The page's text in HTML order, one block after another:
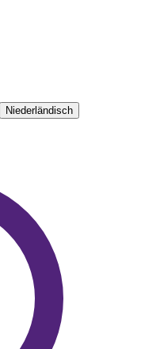
Niederländisch